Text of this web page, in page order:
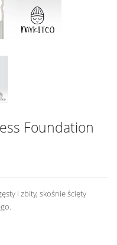
Foundation
i zbity, skośnie ścięty